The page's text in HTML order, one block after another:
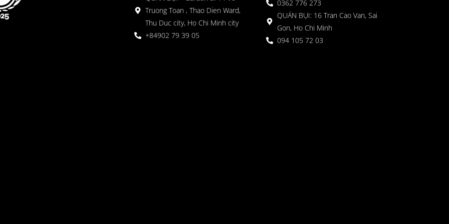
Truong Toan , Thao Dien Ward,
Thu Duc city, Ho Chi Minh city
+84902 79 39 05
0362 776 273
QUÁN BỤI: 16 Tran Cao Van, Sai
Gon, Ho Chi Minh
094 105 72 03